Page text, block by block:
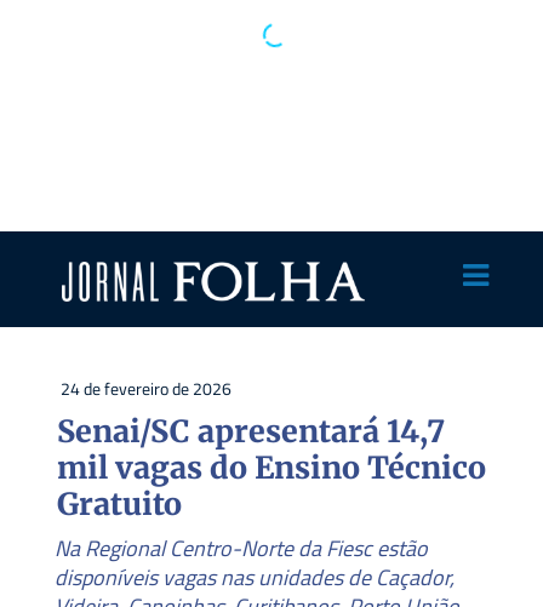
24 de fevereiro de 2026
Senai/SC apresentará 14,7
mil vagas do Ensino Técnico
Gratuito
Na Regional Centro-Norte da Fiesc estão
disponíveis vagas nas unidades de Caçador,